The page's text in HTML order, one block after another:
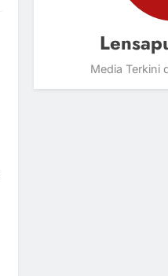
Media Terkini